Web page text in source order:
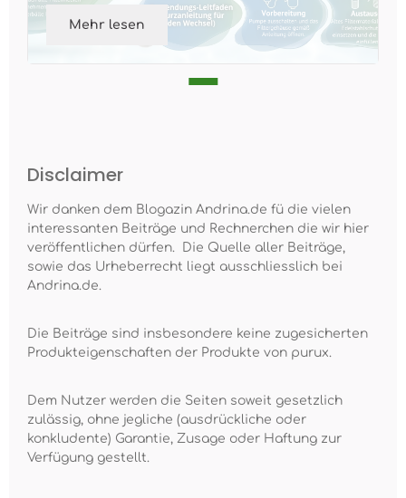
gleichzeitig nachhaltiger...
Mehr lesen
Disclaimer
Wir danken dem Blogazin Andrina.de fü die vielen
interessanten Beiträge und Rechnerchen die wir hier
veröffentlichen dürfen. Die Quelle aller Beiträge,
sowie das Urheberrecht liegt ausschliesslich bei
Andrina.de.
Die Beiträge sind insbesondere keine zugesicherten
Produkteigenschaften der Produkte von purux.
Dem Nutzer werden die Seiten soweit gesetzlich
zulässig, ohne jegliche (ausdrückliche oder
konkludente) Garantie, Zusage oder Haftung zur
Verfügung gestellt.